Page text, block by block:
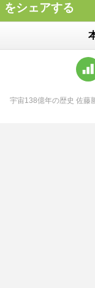
をシェアする
宇宙138億年の歴史 佐藤